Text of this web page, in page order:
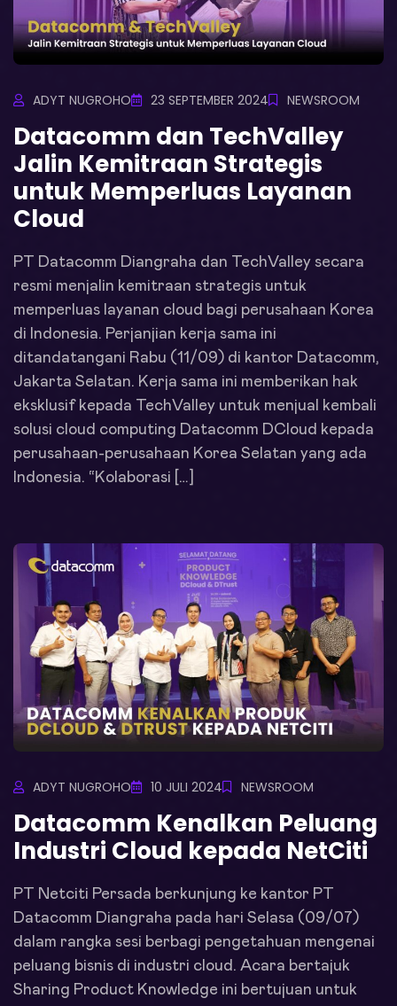
ADYT NUGROHO 23 SEPTEMBER 2024 NEWSROOM
Datacomm dan TechValley
Jalin Kemitraan Strategis
untuk Memperluas Layanan
Cloud
PT Datacomm Diangraha dan TechValley secara
resmi menjalin kemitraan strategis untuk
memperluas layanan cloud bagi perusahaan Korea
di Indonesia. Perjanjian kerja sama ini
ditandatangani Rabu (11/09) di kantor Datacomm,
Jakarta Selatan. Kerja sama ini memberikan hak
eksklusif kepada TechValley untuk menjual kembali
solusi cloud computing Datacomm DCloud kepada
perusahaan-perusahaan Korea Selatan yang ada
Indonesia. “Kolaborasi […]
ADYT NUGROHO 10 JULI 2024 NEWSROOM
Datacomm Kenalkan Peluang
Industri Cloud kepada NetCiti
PT Netciti Persada berkunjung ke kantor PT
Datacomm Diangraha pada hari Selasa (09/07)
dalam rangka sesi berbagi pengetahuan mengenai
peluang bisnis di industri cloud. Acara bertajuk
Sharing Product Knowledge ini bertujuan untuk